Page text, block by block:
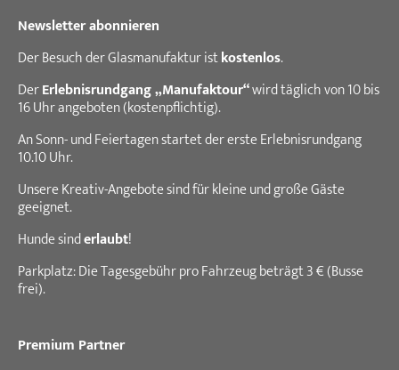
Newsletter abonnieren
Der Besuch der Glasmanufaktur istkostenlos.
DerErlebnisrundgang „Manufaktour“wird täglich von 10 bis
16 Uhr angeboten (kostenpflichtig).
An Sonn- und Feiertagen startet der erste Erlebnisrundgang
10.10 Uhr.
Unsere Kreativ-Angebote sind für kleine und große Gäste
geeignet.
Hunde sinderlaubt!
Parkplatz: Die Tagesgebühr pro Fahrzeug beträgt 3 € (Busse
frei).
Premium Partner